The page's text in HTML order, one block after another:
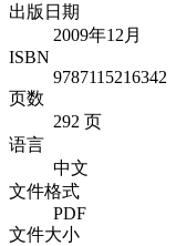
出版日期
2009年12月
ISBN
9787115216342
页数
292 页
语言
中文
文件格式
PDF
文件大小